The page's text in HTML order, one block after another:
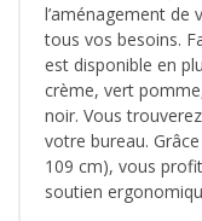
l’aménagement de
tous vos besoins.
est disponible en
crème, vert
noir. Vous
votre bureau.
109 cm), vous
soutien